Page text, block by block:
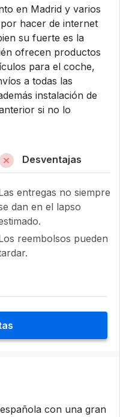
en Madrid y varios
hacer de internet
su fuerte es la
ofrecen productos
para el coche,
a todas las
instalación de
si no lo
Desventajas
entregas no siempre
dan en el lapso
reembolsos pueden
con una gran